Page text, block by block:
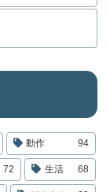
動作 94
72 生活 68